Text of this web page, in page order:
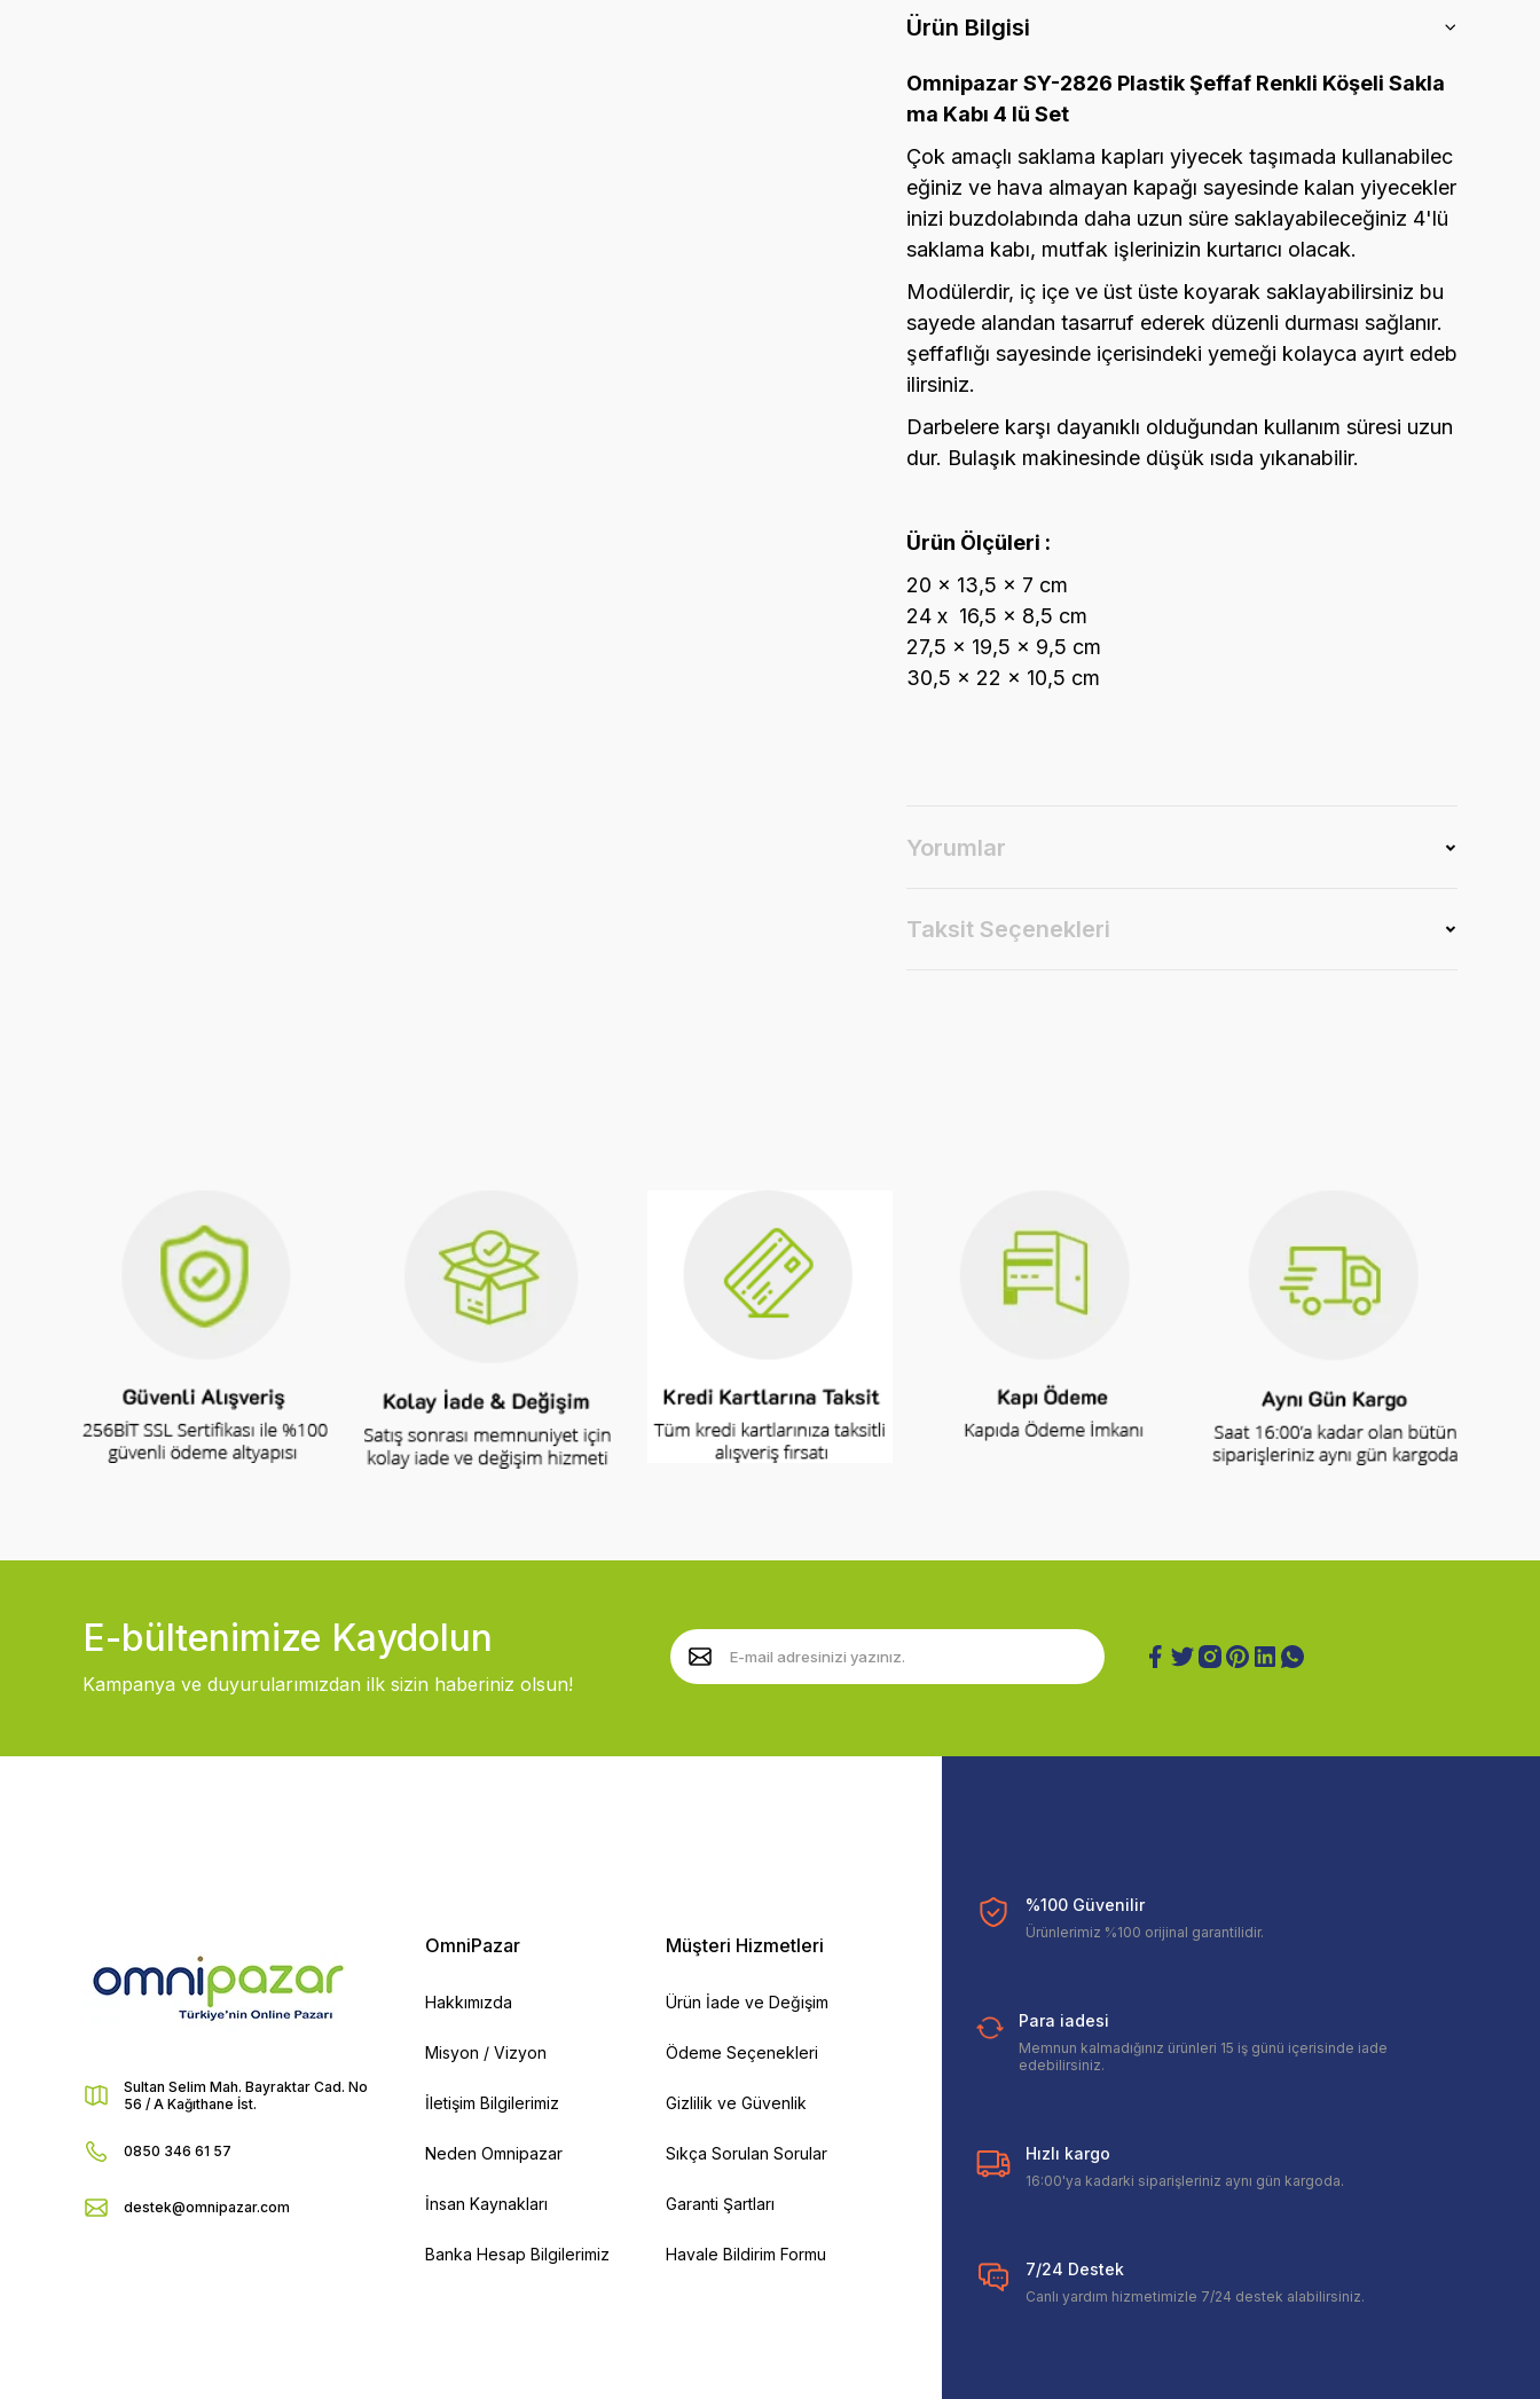
Ürün Bilgisi
Omnipazar SY-2826 Plastik Şeffaf Renkli Köşeli Sakla
ma Kabı 4 lü Set
Çok amaçlı saklama kapları yiyecek taşımada kullanabilec
eğiniz ve hava almayan kapağı sayesinde kalan yiyecekler
inizi buzdolabında daha uzun süre saklayabileceğiniz 4'lü
saklama kabı, mutfak işlerinizin kurtarıcı olacak.
Modülerdir, iç içe ve üst üste koyarak saklayabilirsiniz bu
sayede alandan tasarruf ederek düzenli durması sağlanır.
şeffaflığı sayesinde içerisindeki yemeği kolayca ayırt edeb
ilirsiniz.
Darbelere karşı dayanıklı olduğundan kullanım süresi uzun
dur. Bulaşık makinesinde düşük ısıda yıkanabilir.
Ürün Ölçüleri :
20 x 13,5 x 7 cm
24 x 16,5 x 8,5 cm
27,5 x 19,5 x 9,5 cm
30,5 x 22 x 10,5 cm
Yorumlar
Taksit Seçenekleri
E-bültenimize Kaydolun
Kampanya ve duyurularımızdan ilk sizin haberiniz olsun!
Sultan Selim Mah. Bayraktar Cad. No
56 / A Kağıthane İst.
0850 346 61 57
destek@omnipazar.com
OmniPazar
Hakkımızda
Misyon / Vizyon
İletişim Bilgilerimiz
Neden Omnipazar
İnsan Kaynakları
Banka Hesap Bilgilerimiz
Müşteri Hizmetleri
Ürün İade ve Değişim
Ödeme Seçenekleri
Gizlilik ve Güvenlik
Sıkça Sorulan Sorular
Garanti Şartları
Havale Bildirim Formu
%100 Güvenilir
Ürünlerimiz %100 orijinal garantilidir.
Para iadesi
Memnun kalmadığınız ürünleri 15 iş günü içerisinde iade
edebilirsiniz.
Hızlı kargo
16:00'ya kadarki siparişleriniz aynı gün kargoda.
7/24 Destek
Canlı yardım hizmetimizle 7/24 destek alabilirsiniz.